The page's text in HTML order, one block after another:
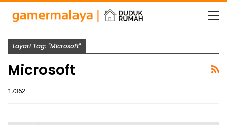
Layari Tag: "Microsoft"
Microsoft
17362